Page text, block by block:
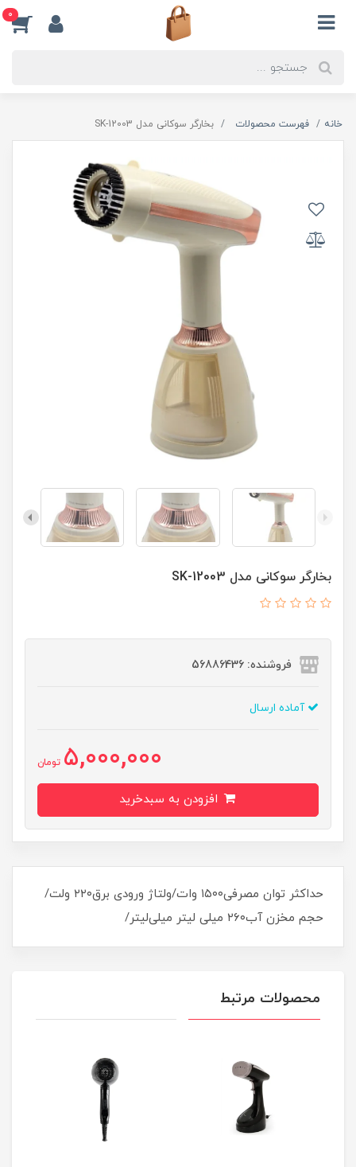
0
خانه فهرست محصولات بخارگر سوکانی مدل SK-12003
بخارگر سوکانی مدل SK-12003
فروشنده: 56886436
آماده ارسال
5,000,000 تومان
حداکثر توان مصرفی۱۵۰۰ وات/ولتاژ ورودی برق۲۲۰ ولت/
حجم مخزن آب۲۶۰ میلی لیتر میلی‌لیتر/
محصولات مرتبط